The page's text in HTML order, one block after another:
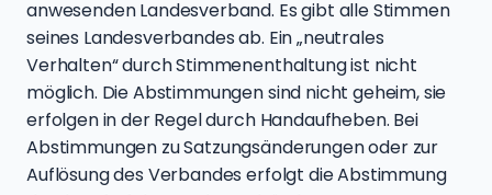
anwesenden Landesverband. Es gibt alle Stimmen
seines Landesverbandes ab. Ein „neutrales
Verhalten“ durch Stimmenenthaltung ist nicht
möglich. Die Abstimmungen sind nicht geheim, sie
erfolgen in der Regel durch Handaufheben. Bei
Abstimmungen zu Satzungsänderungen oder zur
Auflösung des Verbandes erfolgt die Abstimmung